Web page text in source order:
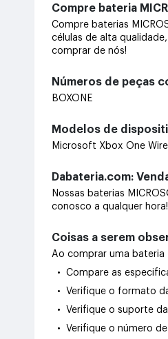
Compre bateria
Compre baterias
células de alta
comprar de nós!
Números de peças
BOXONE
Modelos de
Microsoft Xbox One
Dabateria.com:
Nossas baterias
conosco a qualquer hora!
Coisas a serem
Ao comprar uma bateria
• Compare as
• Verifique o formato
• Verifique o suporte
• Verifique o número